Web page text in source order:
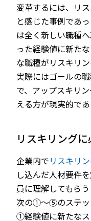
変革するには、リ
と感じた事例であ
は全く新しい職種
った経験値に新た
な職種がリスキリ
実際にはゴールの
で、アップスキリ
える方が現実的であ
リスキリング
企業内でリスキリ
し込んだ人材要件
員に理解してもら
次の①～⑤のステッ
①経験値に新たな